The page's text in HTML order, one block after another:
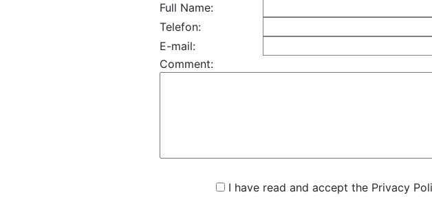
Full Name:
Telefon:
E-mail:
Comment:
I have read and accept the Privacy